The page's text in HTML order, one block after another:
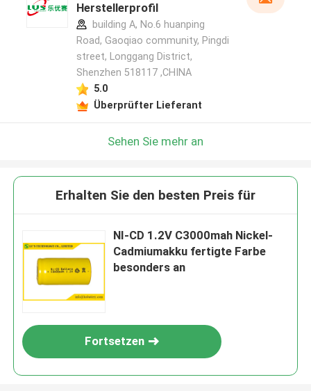
Herstellerprofil
building A, No.6 huanping
Road, Gaoqiao community, Pingdi
street, Longgang District,
Shenzhen 518117 ,CHINA
5.0
Überprüfter Lieferant
Sehen Sie mehr an
Erhalten Sie den besten Preis für
NI-CD 1.2V C3000mah Nickel-
Cadmiumakku fertigte Farbe
besonders an
Fortsetzen